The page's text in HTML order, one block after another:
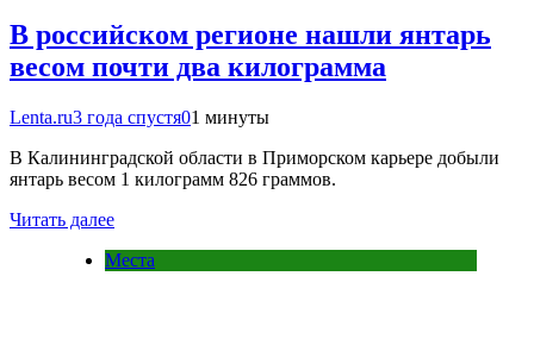
В российском регионе нашли янтарь
весом почти два килограмма
Lenta.ru3 года спустя01 минуты
В Калининградской области в Приморском карьере добыли
янтарь весом 1 килограмм 826 граммов.
Читать далее
Места